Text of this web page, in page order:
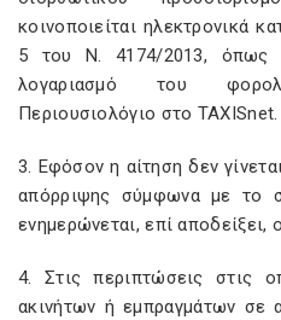
κοινοποιείται ηλεκτρονικά
5 του Ν. 4174/2013, όπως
λογαριασμό του
Περιουσιολόγιο στο TAXISnet.
3. Εφόσον η αίτηση δεν
απόρριψης σύμφωνα με το
ενημερώνεται, επί
4. Στις περιπτώσεις στις
ακινήτων ή εμπραγμάτων σε